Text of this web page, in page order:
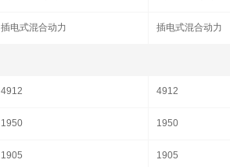
插电式混合动力 插电式混合动力
4912 4912
1950 1950
1905 1905